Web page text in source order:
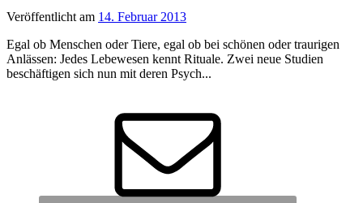
Veröffentlicht am 14. Februar 2013
Egal ob Menschen oder Tiere, egal ob bei schönen oder traurigen
Anlässen: Jedes Lebewesen kennt Rituale. Zwei neue Studien
beschäftigen sich nun mit deren Psych...